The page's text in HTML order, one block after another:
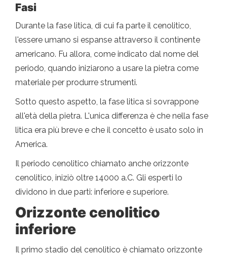
Fasi
Durante la fase litica, di cui fa parte il cenolitico,
l'essere umano si espanse attraverso il continente
americano. Fu allora, come indicato dal nome del
periodo, quando iniziarono a usare la pietra come
materiale per produrre strumenti.
Sotto questo aspetto, la fase litica si sovrappone
all'età della pietra. L'unica differenza è che nella fase
litica era più breve e che il concetto è usato solo in
America.
Il periodo cenolitico chiamato anche orizzonte
cenolitico, iniziò oltre 14000 a.C. Gli esperti lo
dividono in due parti: inferiore e superiore.
Orizzonte cenolitico
inferiore
Il primo stadio del cenolitico è chiamato orizzonte